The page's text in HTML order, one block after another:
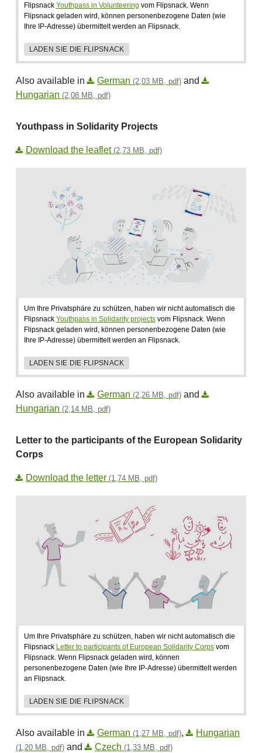
Flipsnack Youthpass in Volunteering vom Flipsnack. Wenn
Flipsnack geladen wird, können personenbezogene Daten (wie
Ihre IP-Adresse) übermittelt werden an Flipsnack.
LADEN SIE DIE FLIPSNACK
Also available in German (2,03 MB, pdf) and
Hungarian (2,08 MB, pdf)
Youthpass in Solidarity Projects
Download the leaflet (2,73 MB, pdf)
Um Ihre Privatsphäre zu schützen, haben wir nicht automatisch die
Flipsnack Youthpass in Solidarity projectsvom Flipsnack. Wenn
Flipsnack geladen wird, können personenbezogene Daten (wie
Ihre IP-Adresse) übermittelt werden an Flipsnack.
LADEN SIE DIE FLIPSNACK
Also available in German (2,26 MB, pdf) and
Hungarian (2,14 MB, pdf)
Letter to the participants of the European Solidarity
Corps
Download the letter (1,74 MB, pdf)
Um Ihre Privatsphäre zu schützen, haben wir nicht automatisch die
Flipsnack Letter to participants of European Solidarity Corpsvom
Flipsnack. Wenn Flipsnack geladen wird, können
personenbezogene Daten (wie Ihre IP-Adresse) übermittelt werden
an Flipsnack.
LADEN SIE DIE FLIPSNACK
Also available in German (1,27 MB, pdf), Hungarian
(1,20 MB, pdf) and Czech (1,33 MB, pdf)